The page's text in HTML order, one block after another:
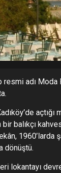
resmi adı
balıkçı
1960’larda
dönüştü.
lokantayı